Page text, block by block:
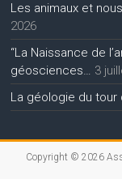
Les animaux et
2026
“La Naissance de
géosciences… 3
La géologie du tour
Copyright © 2026